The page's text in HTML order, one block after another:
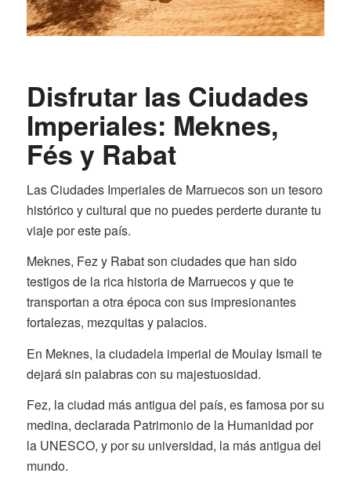
Disfrutar las Ciudades
Imperiales: Meknes,
Fés y Rabat
Las Ciudades Imperiales de Marruecos son un tesoro
histórico y cultural que no puedes perderte durante tu
viaje por este país.
Meknes, Fez y Rabat son ciudades que han sido
testigos de la rica historia de Marruecos y que te
transportan a otra época con sus impresionantes
fortalezas, mezquitas y palacios.
En Meknes, la ciudadela imperial de Moulay Ismail te
dejará sin palabras con su majestuosidad.
Fez, la ciudad más antigua del país, es famosa por su
medina, declarada Patrimonio de la Humanidad por
la UNESCO, y por su universidad, la más antigua del
mundo.